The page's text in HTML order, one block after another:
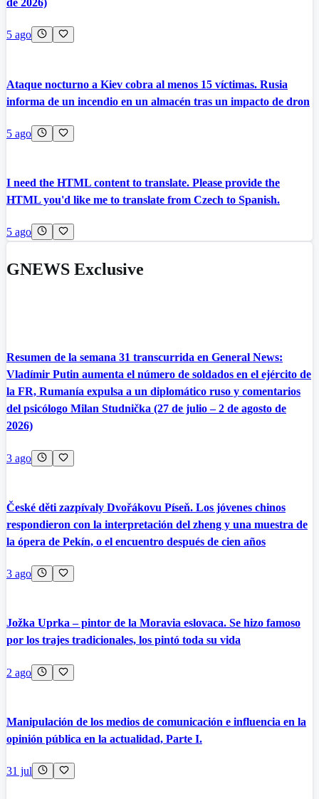
de 2026)
5 ago
Ataque nocturno a Kiev cobra al menos 15 víctimas. Rusia
informa de un incendio en un almacén tras un impacto de dron
5 ago
I need the HTML content to translate. Please provide the
HTML you'd like me to translate from Czech to Spanish.
5 ago
GNEWS Exclusive
Resumen de la semana 31 transcurrida en General News:
Vladímir Putin aumenta el número de soldados en el ejército de
la FR, Rumanía expulsa a un diplomático ruso y comentarios
del psicólogo Milan Studnička (27 de julio – 2 de agosto de
2026)
3 ago
České děti zazpívaly Dvořákovu Píseň. Los jóvenes chinos
respondieron con la interpretación del zheng y una muestra de
la ópera de Pekín, o el encuentro después de cien años
3 ago
Jožka Uprka – pintor de la Moravia eslovaca. Se hizo famoso
por los trajes tradicionales, los pintó toda su vida
2 ago
Manipulación de los medios de comunicación e influencia en la
opinión pública en la actualidad, Parte I.
31 jul